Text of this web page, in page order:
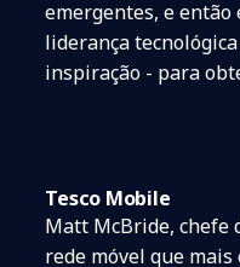
emergentes, e então
liderança
inspiração - para
Tesco Mobile
Matt McBride, chefe
rede móvel que mais